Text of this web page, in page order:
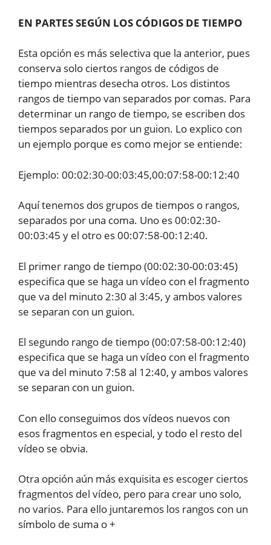
EN PARTES SEGÚN LOS CÓDIGOS DE TIEMPO
Esta opción es más selectiva que la anterior, pues
conserva solo ciertos rangos de códigos de
tiempo mientras desecha otros. Los distintos
rangos de tiempo van separados por comas. Para
determinar un rango de tiempo, se escriben dos
tiempos separados por un guion. Lo explico con
un ejemplo porque es como mejor se entiende:
Ejemplo: 00:02:30-00:03:45,00:07:58-00:12:40
Aquí tenemos dos grupos de tiempos o rangos,
separados por una coma. Uno es 00:02:30-
00:03:45 y el otro es 00:07:58-00:12:40.
El primer rango de tiempo (00:02:30-00:03:45)
especifica que se haga un vídeo con el fragmento
que va del minuto 2:30 al 3:45, y ambos valores
se separan con un guion.
El segundo rango de tiempo (00:07:58-00:12:40)
especifica que se haga un vídeo con el fragmento
que va del minuto 7:58 al 12:40, y ambos valores
se separan con un guion.
Con ello conseguimos dos vídeos nuevos con
esos fragmentos en especial, y todo el resto del
vídeo se obvia.
Otra opción aún más exquisita es escoger ciertos
fragmentos del vídeo, pero para crear uno solo,
no varios. Para ello juntaremos los rangos con un
símbolo de suma o +